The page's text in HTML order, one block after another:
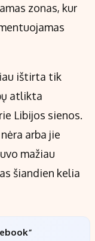
zonas, kur
ištirta tik
atlikta
Libijos sienos.
arba jie
mažiau
šiandien kelia